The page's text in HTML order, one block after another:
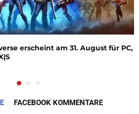
erscheint am 31. August für PC,
FACEBOOK KOMMENTARE